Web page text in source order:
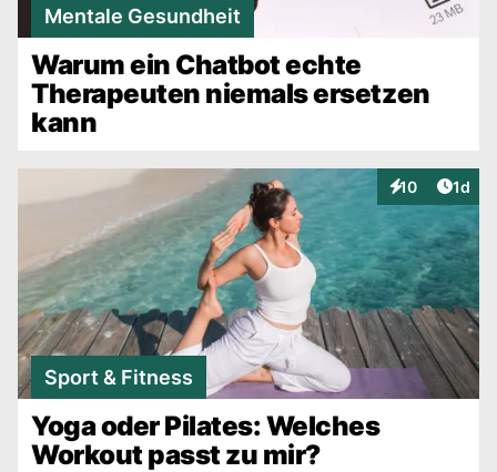
Mentale Gesundheit
Warum ein Chatbot echte
Therapeuten niemals ersetzen
kann
10
Interaktionen
1d
Sport & Fitness
Yoga oder Pilates: Welches
Workout passt zu mir?